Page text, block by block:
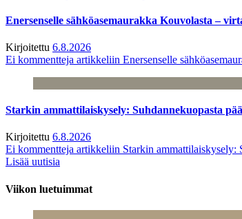
Enersenselle sähköasemaurakka Kouvolasta –
Kirjoitettu 6.8.2026
Ei kommentteja artikkeliin Enersenselle
Starkin ammattilaiskysely: Suhdannekuopasta
Kirjoitettu 6.8.2026
Ei kommentteja artikkeliin Starkin ammattilaiskysely:
Lisää uutisia
Viikon luetuimmat